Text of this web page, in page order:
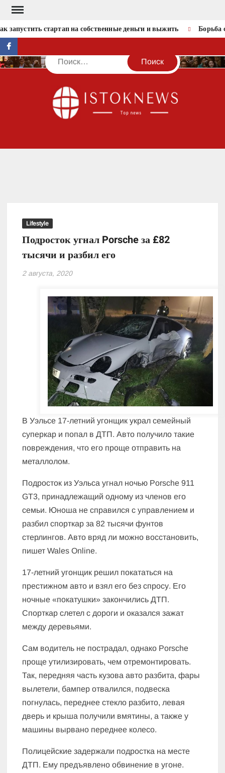
Перейти
содержимому
запустить стартап на собственные деньги и выжить Борьба
facebook
Поиск
Lifestyle
Подросток угнал Porsche за £82
тысячи и разбил его
2 августа, 2020
В Уэльсе 17-летний угонщик украл семейный
суперкар и попал в ДТП. Авто получило такие
повреждения, что его проще отправить на
металлолом.
Подросток из Уэльса угнал ночью Porsche 911
GT3, принадлежащий одному из членов его
семьи. Юноша не справился с управлением и
разбил спорткар за 82 тысячи фунтов
стерлингов. Авто вряд ли можно восстановить,
пишет Wales Online.
17-летний угонщик решил покататься на
престижном авто и взял его без спросу. Его
ночные «покатушки» закончились ДТП.
Спорткар слетел с дороги и оказался зажат
между деревьями.
Сам водитель не пострадал, однако Porsche
проще утилизировать, чем отремонтировать.
Так, передняя часть кузова авто разбита, фары
вылетели, бампер отвалился, подвеска
погнулась, переднее стекло разбито, левая
дверь и крыша получили вмятины, а также у
машины вырвано переднее колесо.
Полицейские задержали подростка на месте
ДТП. Ему предъявлено обвинение в угоне.